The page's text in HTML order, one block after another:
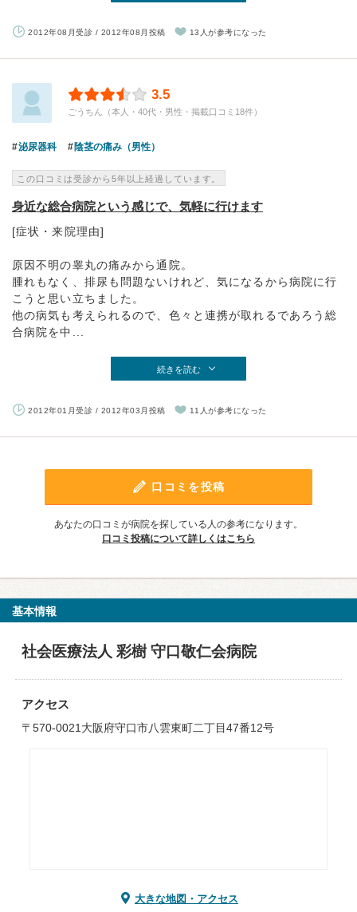
2012年08月受診 / 2012年08月投稿 13人が参考になった
3.5
ごうちん（本人・40代・男性・掲載口コミ18件）
泌尿器科 陰茎の痛み（男性）
この口コミは受診から5年以上経過しています。
身近な総合病院という感じで、気軽に行けます
[症状・来院理由]
原因不明の睾丸の痛みから通院。
腫れもなく、排尿も問題ないけれど、気になるから病院に行
こうと思い立ちました。
他の病気も考えられるので、色々と連携が取れるであろう総
合病院を中...
続きを読む
2012年01月受診 / 2012年03月投稿 11人が参考になった
口コミを投稿
あなたの口コミが病院を探している人の参考になります。
口コミ投稿について詳しくはこちら
基本情報
社会医療法人 彩樹 守口敬仁会病院
アクセス
〒570-0021大阪府守口市八雲東町二丁目47番12号
大きな地図・アクセス